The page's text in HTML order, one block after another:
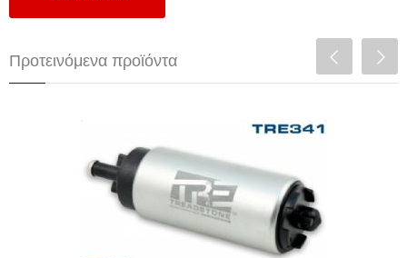
Προτεινόμενα προϊόντα